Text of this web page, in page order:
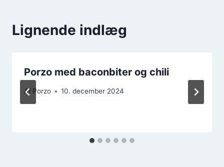
Lignende indlæg
Porzo med baconbiter og chili
Af Porzo 10. december 2024